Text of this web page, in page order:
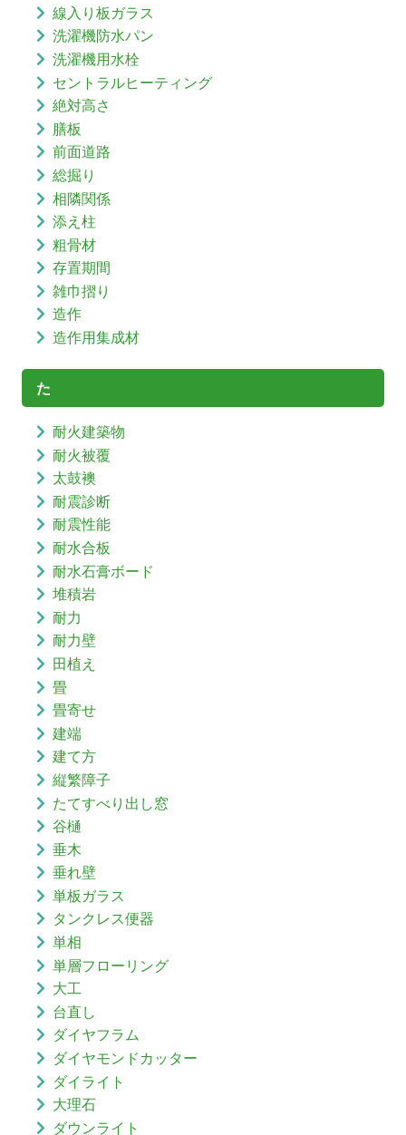
線入り板ガラス
洗濯機防水パン
洗濯機用水栓
セントラルヒーティング
絶対高さ
膳板
前面道路
総掘り
相隣関係
添え柱
粗骨材
存置期間
雑巾摺り
造作
造作用集成材
た
耐火建築物
耐火被覆
太鼓襖
耐震診断
耐震性能
耐水合板
耐水石膏ボード
堆積岩
耐力
耐力壁
田植え
畳
畳寄せ
建端
建て方
縦繁障子
たてすべり出し窓
谷樋
垂木
垂れ壁
単板ガラス
タンクレス便器
単相
単層フローリング
大工
台直し
ダイヤフラム
ダイヤモンドカッター
ダイライト
大理石
ダウンライト